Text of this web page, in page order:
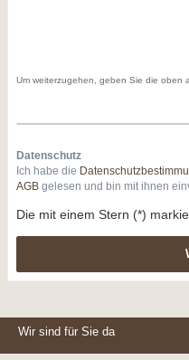
Um weiterzugehen, geben Sie die oben
Datenschutz
Ich habe die
AGB gelesen und bin mit ihnen
Die mit einem Stern (*)
Wir sind für Sie da